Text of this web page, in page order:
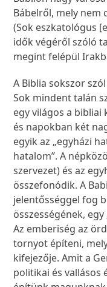
Bábelről, mely nem
(Sok eszkatológus
idők végéről szóló
megint felépül
A Biblia sokszor
Sok mindent talán
egy világos a
és napokban két
egyik az „egyházi
hatalom”. A
szervezet) és az
összefonódik. A
jelentősséggel fog
összességének,
Az emberiség az
tornyot építeni,
kifejezője. Amit a
politikai és vallásos